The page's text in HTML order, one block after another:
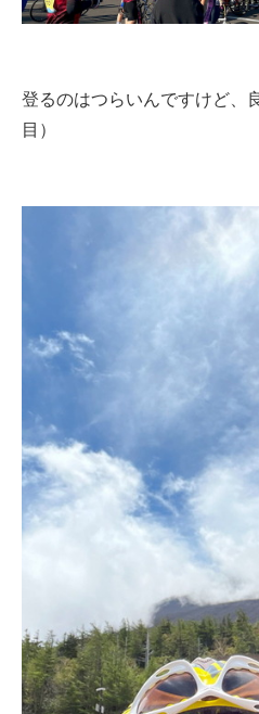
登るのはつらいんですけど、
目）